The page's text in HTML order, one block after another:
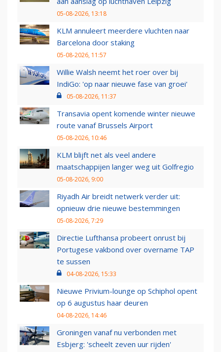
05-08-2026, 13:18
KLM annuleert meerdere vluchten naar
Barcelona door staking
05-08-2026, 11:57
Willie Walsh neemt het roer over bij
IndiGo: 'op naar nieuwe fase van groei'
05-08-2026, 11:37
Transavia opent komende winter nieuwe
route vanaf Brussels Airport
05-08-2026, 10:46
KLM blijft net als veel andere
maatschappijen langer weg uit Golfregio
05-08-2026, 9:00
Riyadh Air breidt netwerk verder uit:
opnieuw drie nieuwe bestemmingen
05-08-2026, 7:29
Directie Lufthansa probeert onrust bij
Portugese vakbond over overname TAP
te sussen
04-08-2026, 15:33
Nieuwe Privium-lounge op Schiphol opent
op 6 augustus haar deuren
04-08-2026, 14:46
Groningen vanaf nu verbonden met
Esbjerg: 'scheelt zeven uur rijden'